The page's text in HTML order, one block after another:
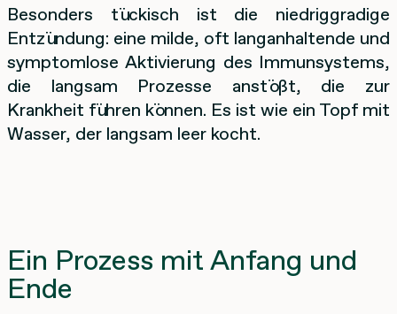
Besonders tückisch ist die niedriggradige
Entzündung: eine milde, oft langanhaltende und
symptomlose Aktivierung des Immunsystems,
die langsam Prozesse anstößt, die zur
Krankheit führen können. Es ist wie ein Topf mit
Wasser, der langsam leer kocht.
Ein Prozess mit Anfang und
Ende